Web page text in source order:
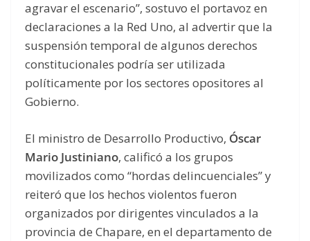
agravar el escenario”, sostuvo el portavoz en
declaraciones a la Red Uno, al advertir que la
suspensión temporal de algunos derechos
constitucionales podría ser utilizada
políticamente por los sectores opositores al
Gobierno.
El ministro de Desarrollo Productivo, Óscar
Mario Justiniano, calificó a los grupos
movilizados como “hordas delincuenciales” y
reiteró que los hechos violentos fueron
organizados por dirigentes vinculados a la
provincia de Chapare, en el departamento de